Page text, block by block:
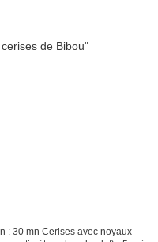
: 30 mn Cerises avec noyaux